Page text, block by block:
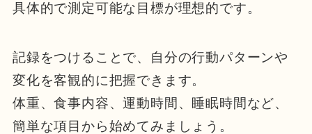
具体的で測定可能な目標が理想的です。
記録をつけることで、自分の行動パターンや
変化を客観的に把握できます。
体重、食事内容、運動時間、睡眠時間など、
簡単な項目から始めてみましょう。